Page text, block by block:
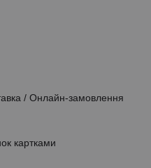
/ Онлайн-замовлення
картками